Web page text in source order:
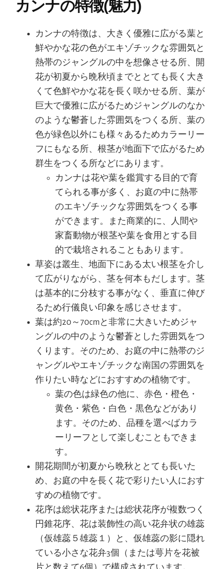
カンナの特徴(魅力)
カンナの特徴は、大きく優雅に広がる葉と
鮮やかな花の色がエキゾチックな雰囲気と
熱帯のジャングルの中を想像させる所、開
花が初夏から晩秋頃までととても長く大き
くて色鮮やかな花を長く咲かせる所、葉が
巨大で優雅に広がるためジャングルのなか
のような鬱蒼した雰囲気をつくる所、葉の
色が緑色以外にも様々あるためカラーリー
フにもなる所、根茎が地面下で広がるため
群生をつくる所などにあります。
カンナは花や葉を鑑賞する目的で育
てられる事が多く、お庭の中に熱帯
のエキゾチックな雰囲気をつくる事
ができます。また商業的に、人間や
家畜動物が根茎や葉を食用とする目
的で栽培されることもあります。
草姿は叢生、地面下にある太い根茎を介し
て広がりながら、茎を何本もだします。茎
は基本的に分枝する事がなく、垂直に伸び
るため行儀良い印象を感じさせます。
葉は約20～70cmと非常に大きいためジャ
ングルの中のような鬱蒼とした雰囲気をつ
くります。そのため、お庭の中に熱帯のジ
ャングルやエキゾチックな南国の雰囲気を
作りたい時などにおすすめの植物です。
葉の色は緑色の他に、赤色・橙色・
黄色・紫色・白色・黒色などがあり
ます。そのため、品種を選べばカラ
ーリーフとして楽しむこともできま
す。
開花期間が初夏から晩秋ととても長いた
め、お庭の中を長く花で彩りたい人におす
すめの植物です。
花序は総状花序または総状花序が複数つく
円錐花序、花は装飾性の高い花弁状の雄蕊
（仮雄蕊５雄蕊１）と、仮雄蕊の影に隠れ
ている小さな花弁3個（または萼片を花被